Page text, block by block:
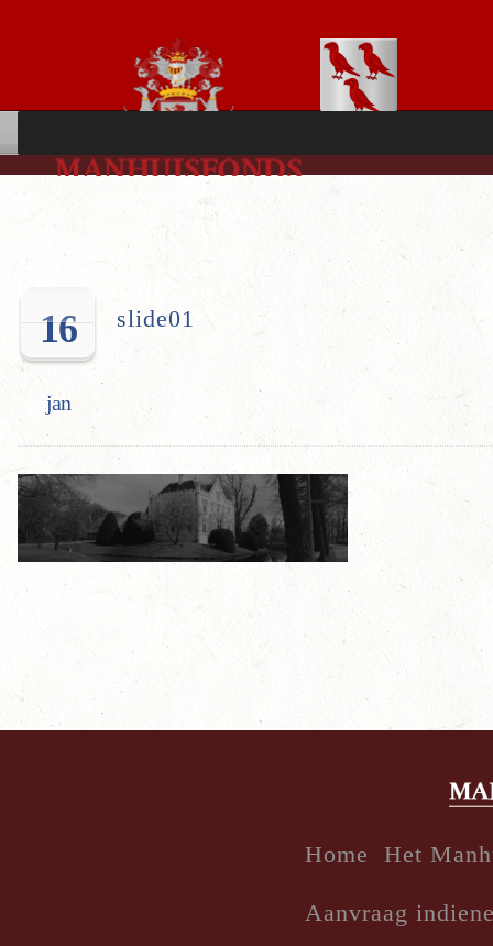
16
jan
slide01
Home Het
Aanvraag